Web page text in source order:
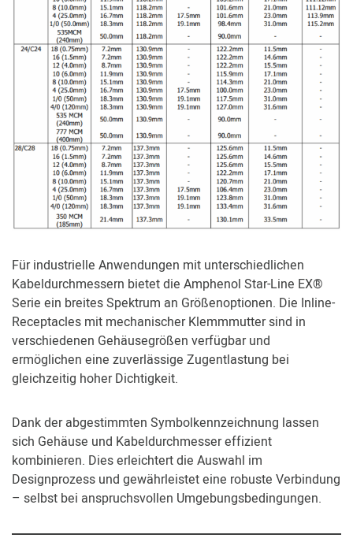
Für industrielle Anwendungen mit unterschiedlichen
Kabeldurchmessern bietet die Amphenol Star-Line EX®
Serie ein breites Spektrum an Größenoptionen. Die Inline-
Receptacles mit mechanischer Klemmmutter sind in
verschiedenen Gehäusegrößen verfügbar und
ermöglichen eine zuverlässige Zugentlastung bei
gleichzeitig hoher Dichtigkeit.
Dank der abgestimmten Symbolkennzeichnung lassen
sich Gehäuse und Kabeldurchmesser effizient
kombinieren. Dies erleichtert die Auswahl im
Designprozess und gewährleistet eine robuste Verbindung
– selbst bei anspruchsvollen Umgebungsbedingungen.